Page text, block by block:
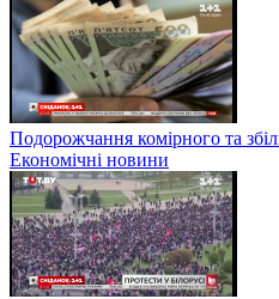
Подорожчання комірного та
Економічні новини